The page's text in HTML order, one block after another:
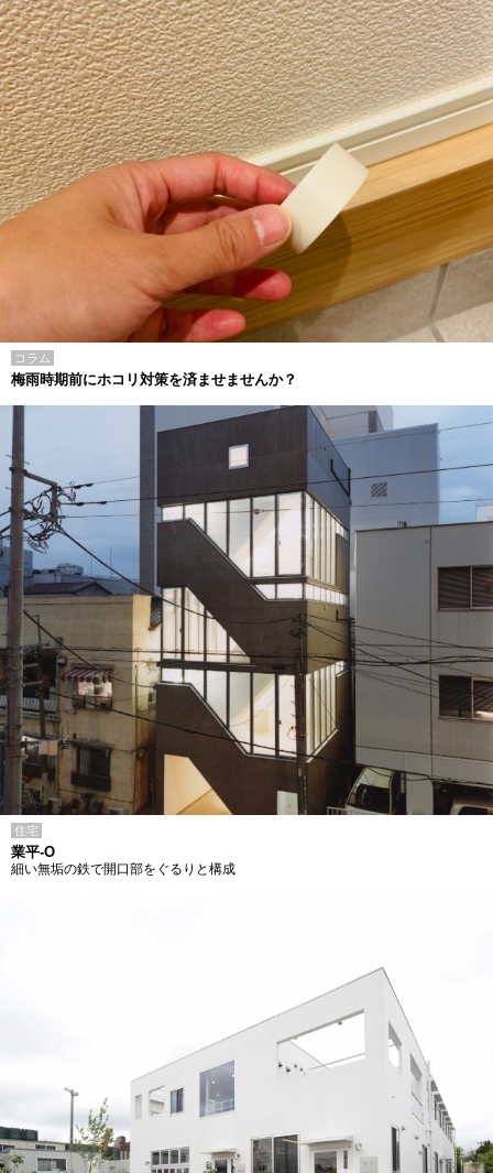
コラム
梅雨時期前にホコリ対策を済ませませんか？
住宅
業平-O
細い無垢の鉄で開口部をぐるりと構成